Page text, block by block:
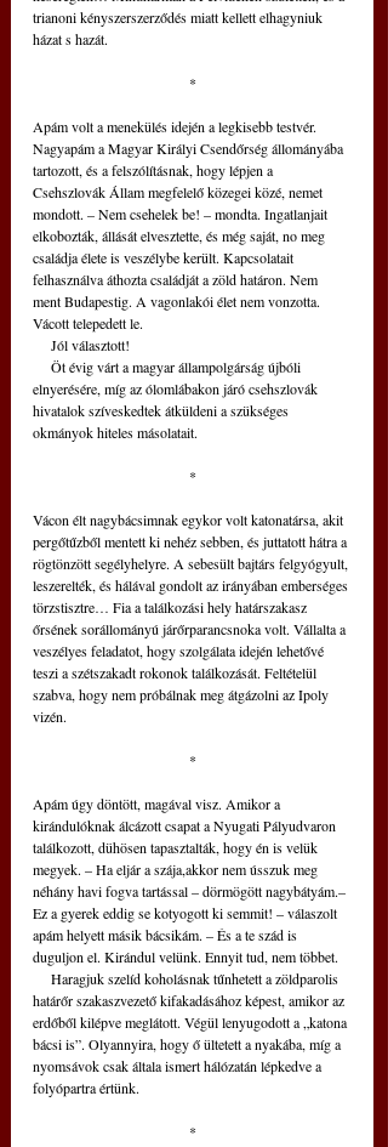
trianoni kényszerszerződés miatt kellett elhagyniuk
házat s hazát.
*
Apám volt a menekülés idején a legkisebb testvér.
Nagyapám a Magyar Királyi Csendőrség állományába
tartozott, és a felszólításnak, hogy lépjen a
Csehszlovák Állam megfelelő közegei közé, nemet
mondott. – Nem csehelek be! – mondta. Ingatlanjait
elkobozták, állását elvesztette, és még saját, no meg
családja élete is veszélybe került. Kapcsolatait
felhasználva áthozta családját a zöld határon. Nem
ment Budapestig. A vagonlakói élet nem vonzotta.
Vácott telepedett le.
     Jól választott!
elnyerésére, míg az ólomlábakon járó csehszlovák
hivatalok szíveskedtek átküldeni a szükséges
okmányok hiteles másolatait.
*
Vácon élt nagybácsimnak egykor volt katonatársa, akit
pergőtűzből mentett ki nehéz sebben, és juttatott hátra a
rögtönzött segélyhelyre. A sebesült bajtárs felgyógyult,
leszerelték, és hálával gondolt az irányában emberséges
törzstisztre… Fia a találkozási hely határszakasz
őrsének sorállományú járőrparancsnoka volt. Vállalta a
veszélyes feladatot, hogy szolgálata idején lehetővé
teszi a szétszakadt rokonok találkozását. Feltételül
szabva, hogy nem próbálnak meg átgázolni az Ipoly
vizén.
*
Apám úgy döntött, magával visz. Amikor a
kirándulóknak álcázott csapat a Nyugati Pályudvaron
találkozott, dühösen tapasztalták, hogy én is velük
megyek. – Ha eljár a szája,akkor nem ússzuk meg
néhány havi fogva tartással – dörmögött nagybátyám.–
Ez a gyerek eddig se kotyogott ki semmit! – válaszolt
apám helyett másik bácsikám. – És a te szád is
duguljon el. Kirándul velünk. Ennyit tud, nem többet.
határőr szakaszvezető kifakadásához képest, amikor az
erdőből kilépve meglátott. Végül lenyugodott a „katona
bácsi is”. Olyannyira, hogy ő ültetett a nyakába, míg a
nyomsávok csak általa ismert hálózatán lépkedve a
folyópartra értünk.
*